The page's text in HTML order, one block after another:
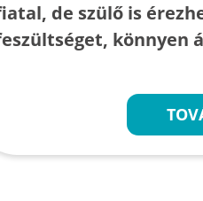
de szülő is
könnyen